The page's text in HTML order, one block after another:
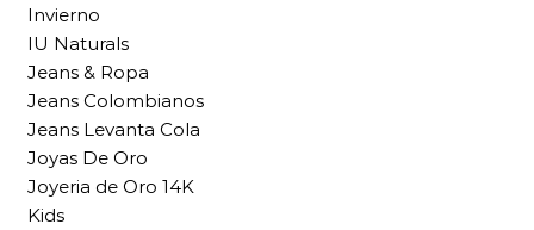
Invierno
IU Naturals
Jeans & Ropa
Jeans Colombianos
Jeans Levanta Cola
Joyas De Oro
Joyeria de Oro 14K
Kids